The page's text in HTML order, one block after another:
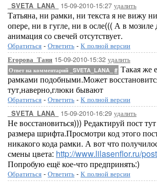
_SVETA_LANA_ 15-09-2010-15:27 удалить
Татьяна, ни рамки, ни текста я не вижу
опере, ни в гугле, ни в осле((( А в мозиле
анимация со свечей отсутствует.
Обратиться - Ответить - К полной версии
Егорова_Таня 15-09-2010-15:32 удалить
Ответ на комментарий _SVETA_LANA_ # Такая же
рамками подобными.Может
тут,наверно,глюки бывают
Обратиться - Ответить - К полной версии
_SVETA_LANA_ 15-09-2010-16:29 удалить
Не восстановиться))) Редактируй пост
размера шрифта.Просмотри код этого
никакого кода рамки. А вот что
смены цвета: http://www.lilasenflor.ru/
Попробую ещё кое-что предпринять:)
Обратиться - Ответить - К полной версии